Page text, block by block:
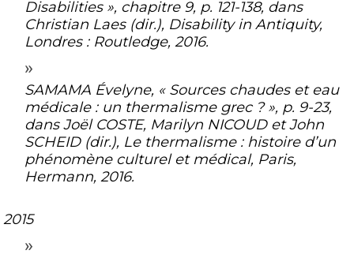
Disabilities », chapitre 9, p. 121-138, dans
Christian Laes (dir.), Disability in Antiquity,
Londres : Routledge, 2016.
SAMAMA Évelyne, « Sources chaudes et eau
médicale : un thermalisme grec ? », p. 9-23,
dans Joël COSTE, Marilyn NICOUD et John
SCHEID (dir.), Le thermalisme : histoire d’un
phénomène culturel et médical, Paris,
Hermann, 2016.
2015